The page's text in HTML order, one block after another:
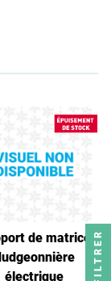
de matrice
électrique
FILTRER